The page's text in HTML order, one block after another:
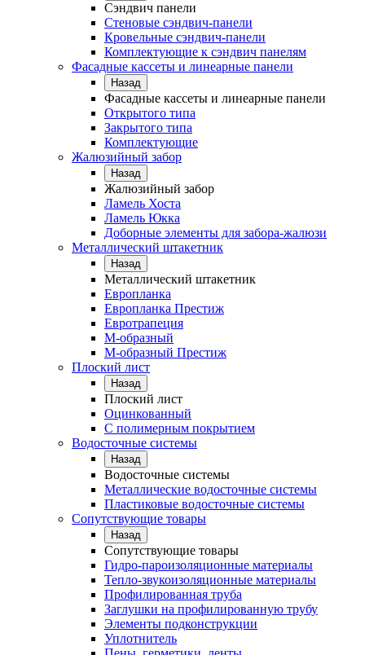
Сэндвич панели
Стеновые сэндвич-панели
Кровельные сэндвич-панели
Комплектующие к сэндвич панелям
Фасадные кассеты и линеарные панели
Назад
Фасадные кассеты и линеарные панели
Открытого типа
Закрытого типа
Комплектующие
Жалюзийный забор
Назад
Жалюзийный забор
Ламель Хоста
Ламель Юкка
Доборные элементы для забора-жалюзи
Металлический штакетник
Назад
Металлический штакетник
Европланка
Европланка Престиж
Евротрапеция
М-образный
М-образный Престиж
Плоский лист
Назад
Плоский лист
Оцинкованный
С полимерным покрытием
Водосточные системы
Назад
Водосточные системы
Металлические водосточные системы
Пластиковые водосточные системы
Сопутствующие товары
Назад
Сопутствующие товары
Гидро-пароизоляционные материалы
Тепло-звукоизоляционные материалы
Профилированная труба
Заглушки на профилированную трубу
Элементы подконструкции
Уплотнитель